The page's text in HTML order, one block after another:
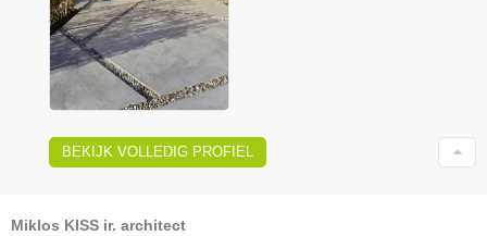
BEKIJK VOLLEDIG PROFIEL
Miklos KISS ir. architect